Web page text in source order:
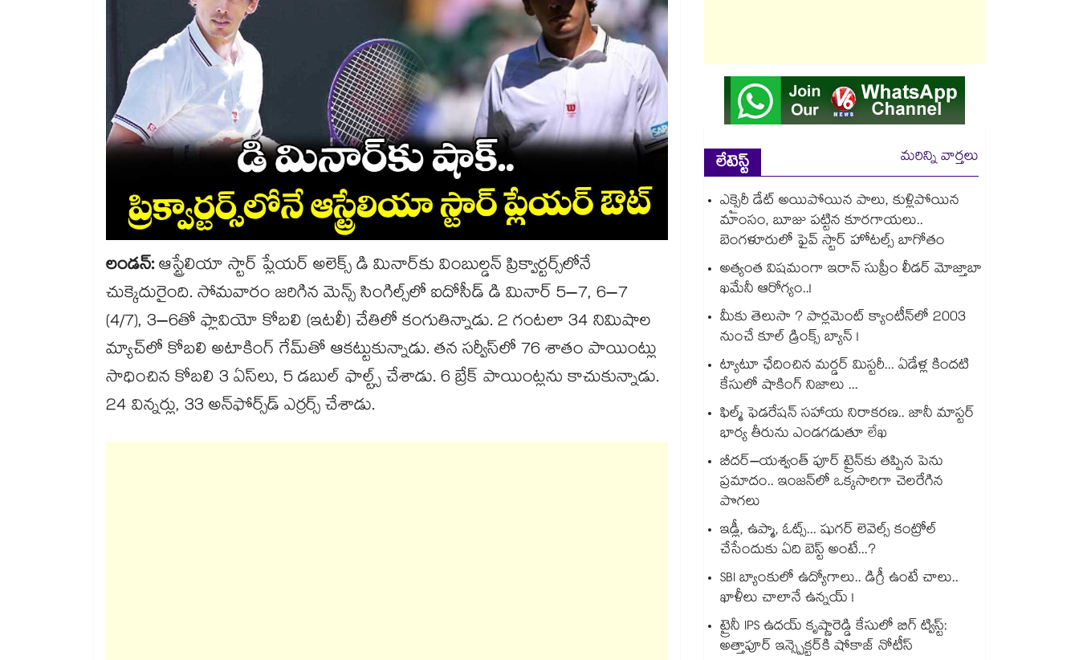
లండన్‌:ఆస్ట్రేలియా స్టార్‌ ప్లేయర్‌ అలెక్స్‌ డి మినార్‌కు వింబుల్డన్‌ ప్రిక్వార్టర్స్‌లోనే
చుక్కెదురైంది. సోమవారం జరిగిన మెన్స్‌ సింగిల్స్‌లో ఐదోసీడ్ డి మినార్‌ 5–7, 6–7
(4/7), 3–6తో ఫ్లావియో కోబలి (ఇటలీ) చేతిలో కంగుతిన్నాడు. 2 గంటలా 34 నిమిషాల
మ్యాచ్‌లో కోబలి అటాకింగ్‌ గేమ్‌తో ఆకట్టుకున్నాడు. తన సర్వీస్‌లో 76 శాతం పాయింట్లు
సాధించిన కోబలి 3 ఏస్‌లు, 5 డబుల్‌ ఫాల్ట్స్‌ చేశాడు. 6 బ్రేక్‌ పాయింట్లను కాచుకున్నాడు.
24 విన్నర్లు, 33 అన్‌ఫోర్స్‌డ్‌ ఎర్రర్స్‌ చేశాడు.
లేటెస్ట్
మరిన్ని వార్తలు
ఎక్సైరీ డేట్ అయిపోయిన పాలు, కుళ్లిపోయిన
మాంసం, బూజు పట్టిన కూరగాయలు..
బెంగళూరులో ఫైవ్ స్టార్ హోటల్స్ బాగోతం
అత్యంత విషమంగా ఇరాన్ సుప్రీం లీడర్ మోజ్తాబా
ఖమేనీ ఆరోగ్యం..!
మీకు తెలుసా ? పార్లమెంట్ క్యాంటీన్⁪లో 2003
నుంచే కూల్ డ్రింక్స్ బ్యాన్ !
ట్యాటూ ఛేదించిన మర్డర్ మిస్టరీ... ఏడేళ్ల కిందటి
కేసులో షాకింగ్ నిజాలు ...
ఫిల్మ్ ఫెడరేషన్ సహాయ నిరాకరణ.. జానీ మాస్టర్
భార్య తీరును ఎండగడుతూ లేఖ
బీదర్–యశ్వంత్ పూర్ ట్రైన్‎కు తప్పిన పెను
ప్రమాదం.. ఇంజన్‎లో ఒక్కసారిగా చెలరేగిన
పొగలు
ఇడ్లీ, ఉప్మా, ఓట్స్... షుగర్ లెవెల్స్ కంట్రోల్
చేసేందుకు ఏది బెస్ట్ అంటే...?
SBI బ్యాంకులో ఉద్యోగాలు.. డిగ్రీ ఉంటే చాలు..
ఖాళీలు చాలానే ఉన్నయ్ !
ట్రైనీ IPS ఉదయ్ కృష్ణారెడ్డి కేసులో బిగ్ ట్విస్ట్:
అత్తాపూర్ ఇన్స్పెక్టర్‎కి షోకాజ్ నోటీస్